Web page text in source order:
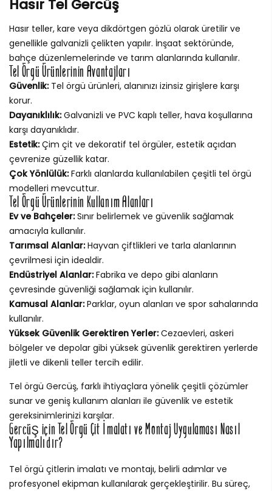
Hasır Tel Gercüş
Hasır teller, kare veya dikdörtgen gözlü olarak üretilir ve
genellikle galvanizli çelikten yapılır. İnşaat sektöründe,
bahçe düzenlemelerinde ve tarım alanlarında kullanılır.
Tel Örgü Ürünlerinin Avantajları
Güvenlik:Tel örgü ürünleri, alanınızı izinsiz girişlere karşı
korur.
Dayanıklılık:Galvanizli ve PVC kaplı teller, hava koşullarına
karşı dayanıklıdır.
Estetik:Çim çit ve dekoratif tel örgüler, estetik açıdan
çevrenize güzellik katar.
Çok Yönlülük:Farklı alanlarda kullanılabilen çeşitli tel örgü
modelleri mevcuttur.
Tel Örgü Ürünlerinin Kullanım Alanları
Ev ve Bahçeler:Sınır belirlemek ve güvenlik sağlamak
amacıyla kullanılır.
Tarımsal Alanlar:Hayvan çiftlikleri ve tarla alanlarının
çevrilmesi için idealdir.
Endüstriyel Alanlar:Fabrika ve depo gibi alanların
çevresinde güvenliği sağlamak için kullanılır.
Kamusal Alanlar:Parklar, oyun alanları ve spor sahalarında
kullanılır.
Yüksek Güvenlik Gerektiren Yerler:Cezaevleri, askeri
bölgeler ve depolar gibi yüksek güvenlik gerektiren yerlerde
jiletli ve dikenli teller tercih edilir.
Tel örgü Gercüş, farklı ihtiyaçlara yönelik çeşitli çözümler
sunar ve geniş kullanım alanları ile güvenlik ve estetik
gereksinimlerinizi karşılar.
Gercüş için Tel Örgü Çit İmalatı ve Montaj Uygulaması Nasıl
Yapılmalıdır?
Tel örgü çitlerin imalatı ve montajı, belirli adımlar ve
profesyonel ekipman kullanılarak gerçekleştirilir. Bu süreç,